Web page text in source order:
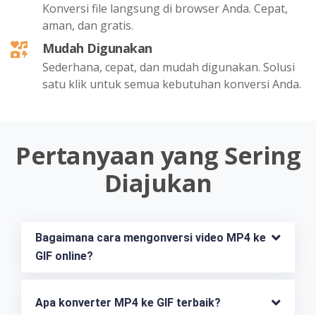
Konversi file langsung di browser Anda. Cepat,
aman, dan gratis.
Mudah Digunakan
Sederhana, cepat, dan mudah digunakan. Solusi
satu klik untuk semua kebutuhan konversi Anda.
Pertanyaan yang Sering
Diajukan
Bagaimana cara mengonversi video MP4 ke
GIF online?
Apa konverter MP4 ke GIF terbaik?